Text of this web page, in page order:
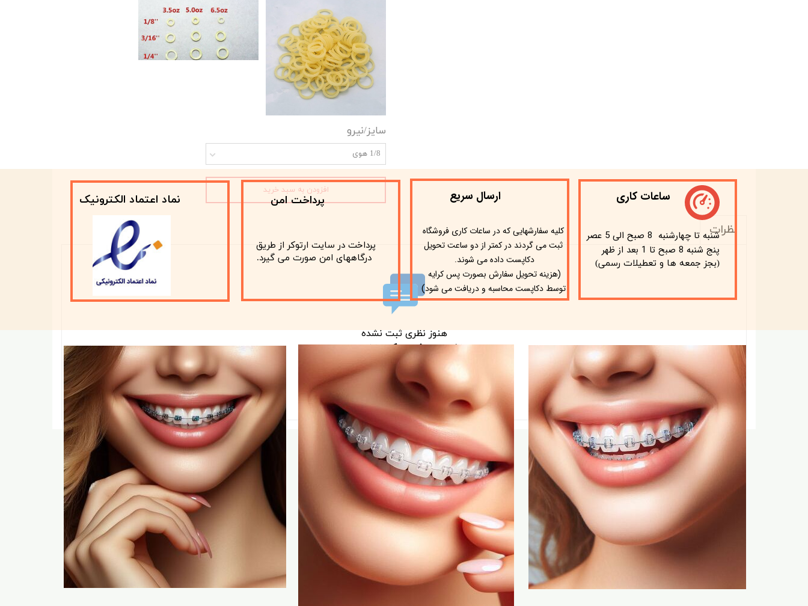
سایز/نیرو
1/8 هوی
افزودن به سبد خرید
نظرات
هنوز نظری ثبت نشده
اولین نفری باشید که نظر می‌دهید
ثبت نظر
ارسال سریع
​کلیه سفارشهایی که در ساعات کاری فروشگاه
ثبت می گردند در کمتر از دو ساعت تحویل
دکاپست داده می شوند.
(هزینه تحویل سفارش بصورت پس کرایه
توسط دکاپست محاسبه و دریافت می شود)
پرداخت در سایت ارتوکر از طریق
​​​​​​​ درگاههای امن صورت می گیرد.
پرداخت امن نماد اعتماد الکترونیک ساعات کاری
شنبه تا چهارشنبه 8 صبح الی 5 عصر
پنج شنبه 8 صبح تا 1 بعد از ظهر
(بجز جمعه ها و تعطیلات رسمی)